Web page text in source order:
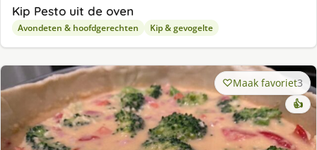
Kip Pesto uit de oven
Avondeten & hoofdgerechten Kip & gevogelte
Maak favoriet3
👍